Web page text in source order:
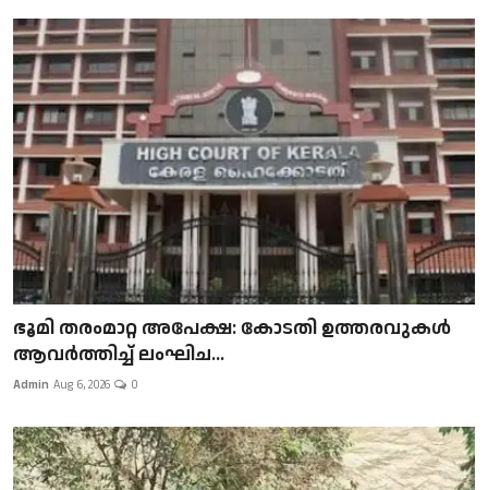
ഭൂമി തരംമാറ്റ അപേക്ഷ: കോടതി ഉത്തരവുകൾ
ആവർത്തിച്ച് ലംഘിച...
Admin Aug 6, 2026 0